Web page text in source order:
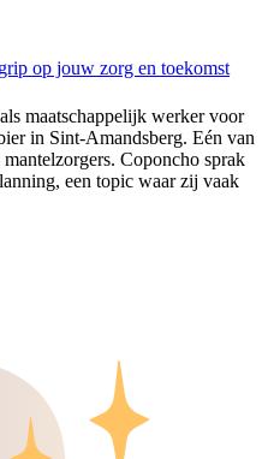
op jouw zorg en toekomst
maatschappelijk werker voor
in Sint-Amandsberg. Eén van
Coponcho sprak
een topic waar zij vaak